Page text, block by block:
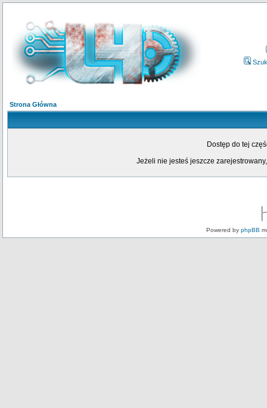
Strona Główna
Dostęp do tej
Jeżeli nie jesteś jeszcze
Powered by phpBB